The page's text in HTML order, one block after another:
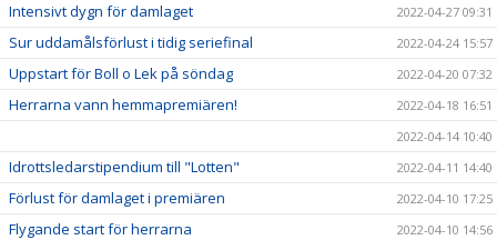
Intensivt dygn för damlaget 2022-04-27 09:31
Sur uddamålsförlust i tidig seriefinal 2022-04-24 15:57
Uppstart för Boll o Lek på söndag 2022-04-20 07:32
Herrarna vann hemmapremiären!
2022-04-18 16:51
2022-04-14 10:40
Idrottsledarstipendium till "Lotten" 2022-04-11 14:40
Förlust för damlaget i premiären 2022-04-10 17:25
Flygande start för herrarna 2022-04-10 14:56